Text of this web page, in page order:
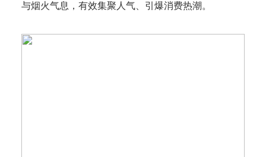
与烟火气息，有效集聚人气、引爆消费热潮。